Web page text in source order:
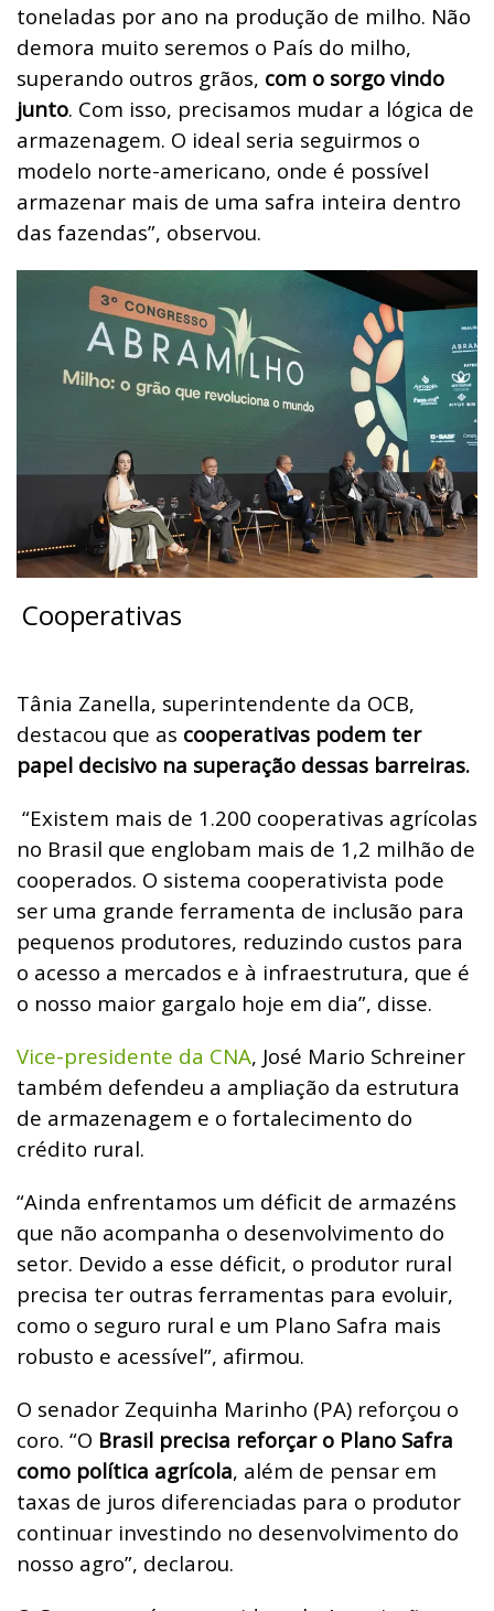
toneladas por ano na produção de milho. Não
demora muito seremos o País do milho,
superando outros grãos, com o sorgo vindo
junto. Com isso, precisamos mudar a lógica de
armazenagem. O ideal seria seguirmos o
modelo norte-americano, onde é possível
armazenar mais de uma safra inteira dentro
das fazendas”, observou.
Cooperativas
Tânia Zanella, superintendente da OCB,
destacou que as cooperativas podem ter
papel decisivo na superação dessas barreiras.
“Existem mais de 1.200 cooperativas agrícolas
no Brasil que englobam mais de 1,2 milhão de
cooperados. O sistema cooperativista pode
ser uma grande ferramenta de inclusão para
pequenos produtores, reduzindo custos para
o acesso a mercados e à infraestrutura, que é
o nosso maior gargalo hoje em dia”, disse.
Vice-presidente da CNA, José Mario Schreiner
também defendeu a ampliação da estrutura
de armazenagem e o fortalecimento do
crédito rural.
“Ainda enfrentamos um déficit de armazéns
que não acompanha o desenvolvimento do
setor. Devido a esse déficit, o produtor rural
precisa ter outras ferramentas para evoluir,
como o seguro rural e um Plano Safra mais
robusto e acessível”, afirmou.
O senador Zequinha Marinho (PA) reforçou o
coro. “O Brasil precisa reforçar o Plano Safra
como política agrícola, além de pensar em
taxas de juros diferenciadas para o produtor
continuar investindo no desenvolvimento do
nosso agro”, declarou.